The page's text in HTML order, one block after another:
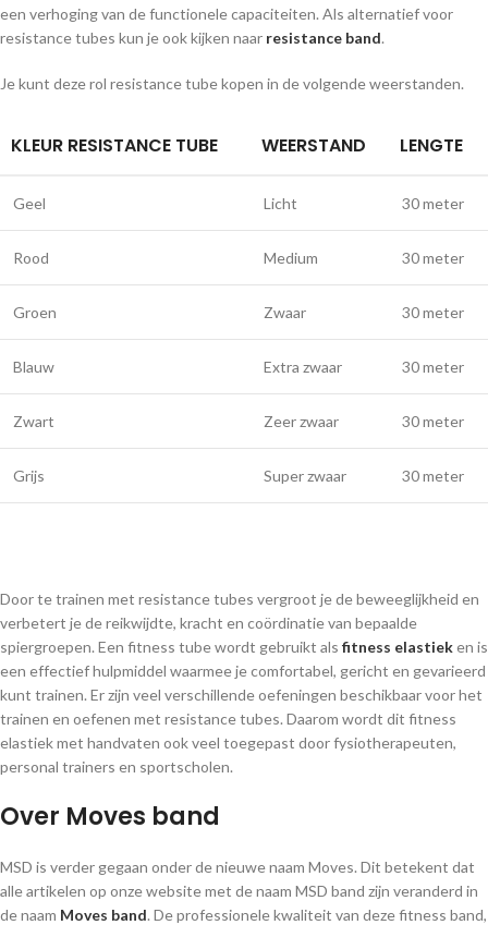
een verhoging van de functionele capaciteiten. Als alternatief voor
resistance tubes kun je ook kijken naar resistance band.
Je kunt deze rol resistance tube kopen in de volgende weerstanden.
KLEUR RESISTANCE TUBE WEERSTAND LENGTE
Geel Licht 30 meter
Rood Medium 30 meter
Groen Zwaar 30 meter
Blauw Extra zwaar 30 meter
Zwart Zeer zwaar 30 meter
Grijs Super zwaar 30 meter
Door te trainen met resistance tubes vergroot je de beweeglijkheid en
verbetert je de reikwijdte, kracht en coördinatie van bepaalde
spiergroepen. Een fitness tube wordt gebruikt als fitness elastieken is
een effectief hulpmiddel waarmee je comfortabel, gericht en gevarieerd
kunt trainen. Er zijn veel verschillende oefeningen beschikbaar voor het
trainen en oefenen met resistance tubes. Daarom wordt dit fitness
elastiek met handvaten ook veel toegepast door fysiotherapeuten,
personal trainers en sportscholen.
Over Moves band
MSD is verder gegaan onder de nieuwe naam Moves. Dit betekent dat
alle artikelen op onze website met de naam MSD band zijn veranderd in
de naam Moves band. De professionele kwaliteit van deze fitness band,